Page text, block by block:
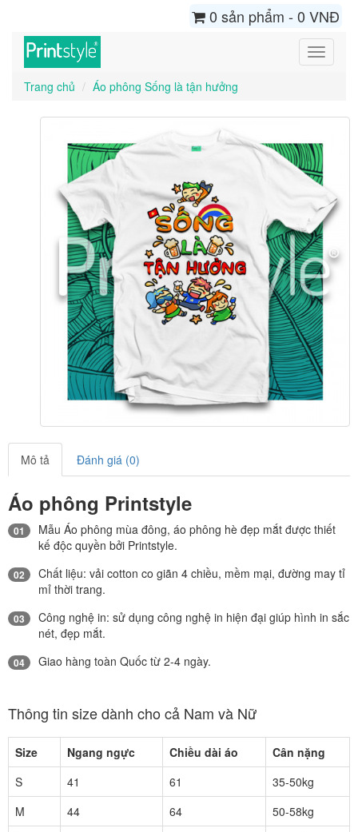
0 sản phẩm - 0 VNĐ
Toggle
Trang chủ
Áo phông Sống là tận hưởng
Mô tả Đánh giá (0)
Áo phông Printstyle
01
Mẫu Áo phông mùa đông, áo phông hè đẹp mắt được thiết
kế độc quyền bởi Printstyle.
02
Chất liệu: vải cotton co giãn 4 chiều, mềm mại, đường may tỉ
mỉ thời trang.
03
Công nghệ in: sử dụng công nghệ in hiện đại giúp hình in sắc
nét, đẹp mắt.
04 Giao hàng toàn Quốc từ 2-4 ngày.
Thông tin size dành cho cả Nam và Nữ
Size Ngang ngực Chiều dài áo
Cân nặng
S
41 61
35-50kg
M
44 64
50-58kg